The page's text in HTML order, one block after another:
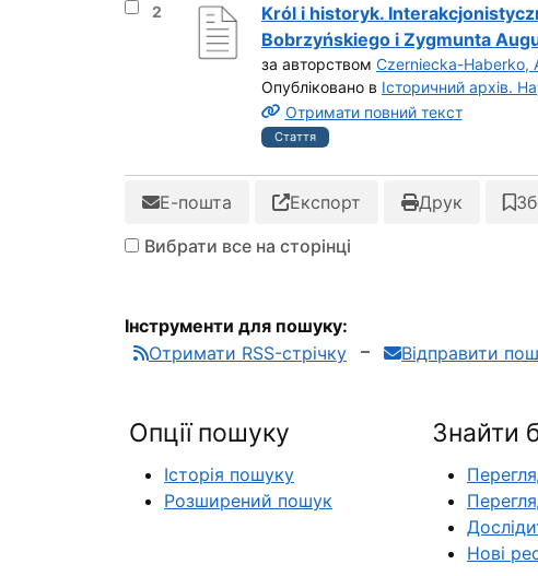
Вибрати результат під номером 2
2
Król i historyk.
Bobrzyńskiego i Zygmunta
за авторством Czerniecka-Haberko,
Опубліковано в Історичний архів.
Отримати повний текст
Стаття
Е-пошта Експорт Друк
Вибрати все на сторінці
Інструменти для пошуку:
Отримати RSS-стрічку
Відправити
Опції пошуку
Історія пошуку
Розширений пошук
Знайти
Нові